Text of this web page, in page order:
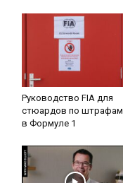
Руководство FIA для
стюардов по штрафам
в Формуле 1